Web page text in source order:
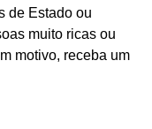
de Estado ou
muito ricas ou
motivo, receba um